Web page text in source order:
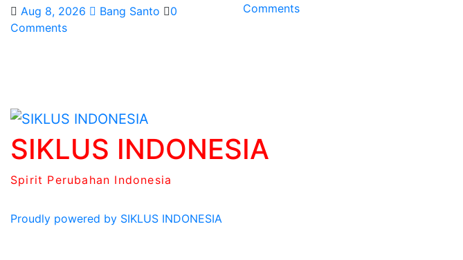
Aug 8, 2026 Bang Santo
0
Comments
Comments
SIKLUS INDONESIA
Spirit Perubahan Indonesia
Proudly powered by SIKLUS INDONESIA